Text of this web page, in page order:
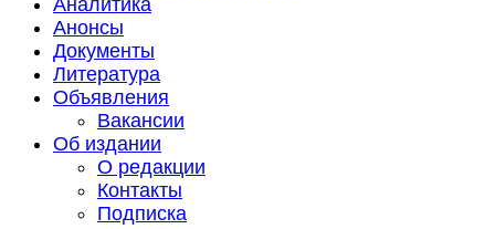
Аналитика
Анонсы
Документы
Литература
Объявления
Вакансии
Об издании
О редакции
Контакты
Подписка